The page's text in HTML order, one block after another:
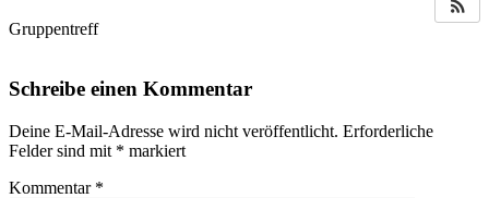
Gruppentreff
Schreibe einen Kommentar
Deine E-Mail-Adresse wird nicht veröffentlicht. Erforderliche
Felder sind mit * markiert
Kommentar *